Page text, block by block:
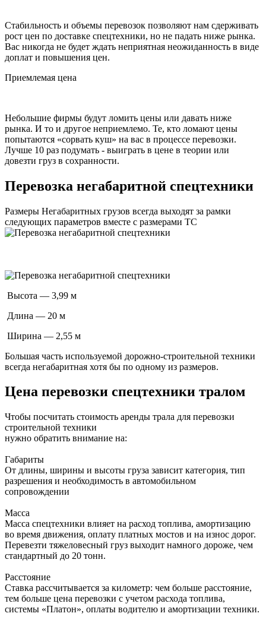
Стабильность и объемы перевозок позволяют нам сдерживать
рост цен по доставке спецтехники, но не падать ниже рынка.
Вас никогда не будет ждать неприятная неожиданность в виде
доплат и повышения цен.
Приемлемая цена
Небольшие фирмы будут ломить цены или давать ниже
рынка. И то и другое неприемлемо. Те, кто ломают цены
попытаются «сорвать куш» на вас в процессе перевозки.
Лучше 10 раз подумать - выиграть в цене в теории или
довезти груз в сохранности.
Перевозка негабаритной спецтехники
Размеры Негабаритных грузов всегда выходят за рамки
следующих параметров вместе с размерами ТС
Высота — 3,99 м
Длина — 20 м
Ширина — 2,55 м
Большая часть используемой дорожно-строительной техники
всегда негабаритная хотя бы по одному из размеров.
Цена перевозки спецтехники тралом
Чтобы посчитать стоимость аренды трала для перевозки
строительной техники
нужно обратить внимание на:
Габариты
От длины, ширины и высоты груза зависит категория, тип
разрешения и необходимость в автомобильном
сопровождении
Масса
Масса спецтехники влияет на расход топлива, амортизацию
во время движения, оплату платных мостов и на износ дорог.
Перевезти тяжеловесный груз выходит намного дороже, чем
стандартный до 20 тонн.
Расстояние
Ставка рассчитывается за километр: чем больше расстояние,
тем больше цена перевозки с учетом расхода топлива,
системы «Платон», оплаты водителю и амортизации техники.